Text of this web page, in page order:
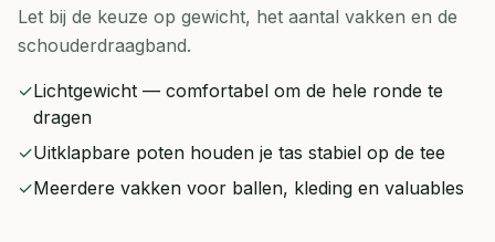
Let bij de keuze op gewicht, het aantal vakken en de
schouderdraagband.
✓Lichtgewicht — comfortabel om de hele ronde te
dragen
✓Uitklapbare poten houden je tas stabiel op de tee
✓Meerdere vakken voor ballen, kleding en valuables